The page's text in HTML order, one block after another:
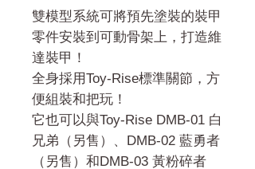
雙模型系統可將預先塗裝的裝甲
零件安裝到可動骨架上，打造維
達裝甲！
全身採用Toy-Rise標準關節，方
便組裝和把玩！
它也可以與Toy-Rise DMB-01 白
兄弟（另售）、DMB-02 藍勇者
（另售）和DMB-03 黃粉碎者